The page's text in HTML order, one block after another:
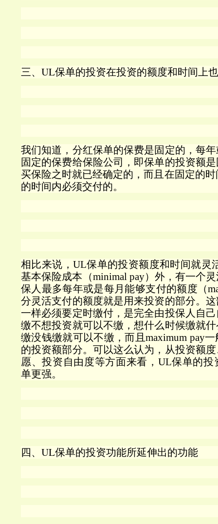
三、UL保单的投资在投资的额度和时间上
我们知道，分红保单的保费是固定的，每
固定的保费给保险公司，即保单的投资额
买保险之时就已经确定的，而且在固定的
的时间内必须交付的。
相比来说， UL保单的投资额度和时间就灵
基本保险成本（minimal pay）外，有一个
保人最多每年或是每月能够支付的额度（
分灵活支付的额度就是用来投资的部分。
一样必须要定时缴付，是完全由投保人自
缴不想投资就可以不缴，想什么时候缴就
缴没钱缴就可以不缴，而且maximum pay一
的投资额部分。可以这么认为，从投资额
愿、投资自由度等方面来看， UL保单的投
单更强。
四、UL保单的投资功能所延伸出的功能